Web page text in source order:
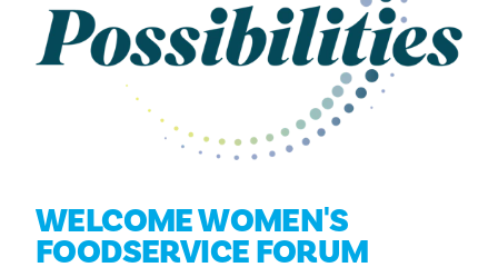
WELCOME WOMEN'S
FOODSERVICE FORUM